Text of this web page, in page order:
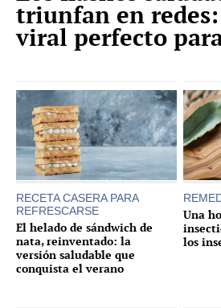
triunfan en
viral perfecto
RECETA CASERA PARA
REFRESCARSE
El helado de sándwich de
nata, reinventado: la
versión saludable que
conquista el verano
Una
los